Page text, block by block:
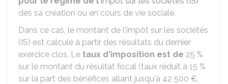
dès sa création ou en cours de vie sociale.
Dans ce cas, le montant de l'impôt sur les sociétés
(IS) est calculé à partir des résultats du dernier
exercice clos. Le taux d'imposition est de 25 %
sur le montant du résultat fiscal (taux réduit à 15 %
sur la part des bénéfices allant jusqu'à 42 500 €,